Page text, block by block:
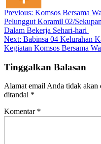
Navigasi
pos
Previous: Komsos Bersama
Pelunggut Koramil 02/
Dalam Bekerja Sehari-hari
Next: Babinsa 04 Kelurahan
Kegiatan Komsos Bersama
Tinggalkan Balasan
Alamat email Anda tidak akan
ditandai *
Komentar *